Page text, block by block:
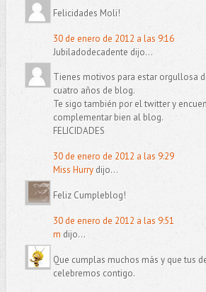
Felicidades Moli!
30 de enero de 2012 a las 9:16
Jubiladodecadente dijo...
Tienes motivos para estar orgullosa
cuatro años de blog.
Te sigo también por el twitter y
complementar bien al blog.
FELICIDADES
30 de enero de 2012 a las 9:29
Miss Hurrydijo...
Feliz Cumpleblog!
30 de enero de 2012 a las 9:51
m dijo...
Que cumplas muchos más y que tus
celebremos contigo.